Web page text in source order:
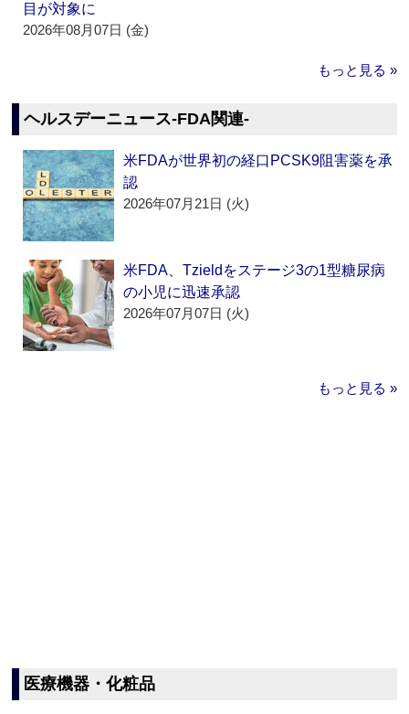
目が対象に
2026年08月07日 (金)
もっと見る »
ヘルスデーニュース‐FDA関連‐
米FDAが世界初の経口PCSK9阻害薬を承
認
2026年07月21日 (火)
米FDA、Tzieldをステージ3の1型糖尿病
の小児に迅速承認
2026年07月07日 (火)
もっと見る »
医療機器・化粧品